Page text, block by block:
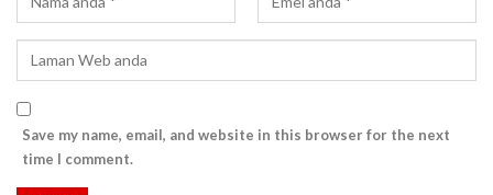
Save my name, email, and website in this browser for the next
time I comment.